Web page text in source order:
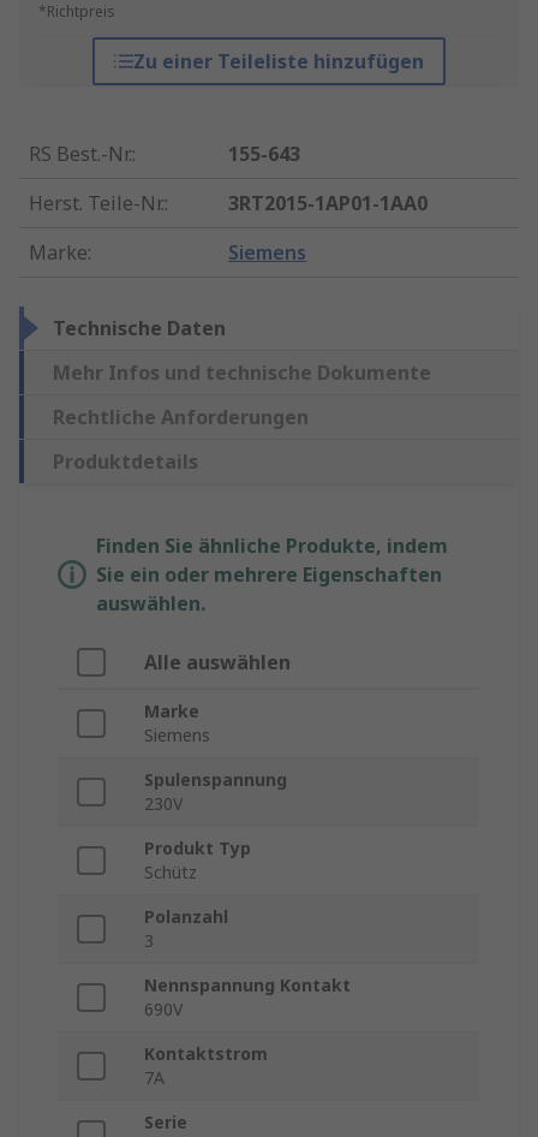
*Richtpreis
Zu einer Teileliste hinzufügen
RS Best.-Nr.:
155-643
Herst. Teile-Nr.:
3RT2015-1AP01-1AA0
Marke: Siemens
Technische Daten
Mehr Infos und technische Dokumente
Rechtliche Anforderungen
Produktdetails
Finden Sie ähnliche Produkte, indem
Sie ein oder mehrere Eigenschaften
auswählen.
Alle auswählen
Marke
Siemens
Spulenspannung
230V
Produkt Typ
Schütz
Polanzahl
3
Nennspannung Kontakt
690V
Kontaktstrom
7A
Serie